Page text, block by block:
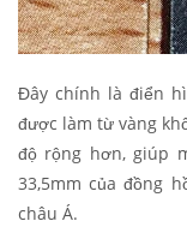
Đây chính là điển
được làm từ vàng
độ rộng hơn, giúp
33,5mm của đồng
châu Á.